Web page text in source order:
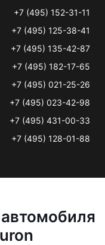
+7 (495) 152-31-11
+7 (495) 125-38-41
+7 (495) 135-42-87
+7 (495) 182-17-65
+7 (495) 021-25-26
+7 (495) 023-42-98
+7 (495) 431-00-33
+7 (495) 128-01-88